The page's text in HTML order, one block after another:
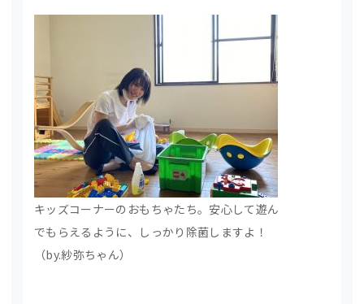
キッズコーナーのおもちゃたち。安心して遊ん
でもらえるように、しっかり除菌しますよ！
（by.紗弥ちゃん）